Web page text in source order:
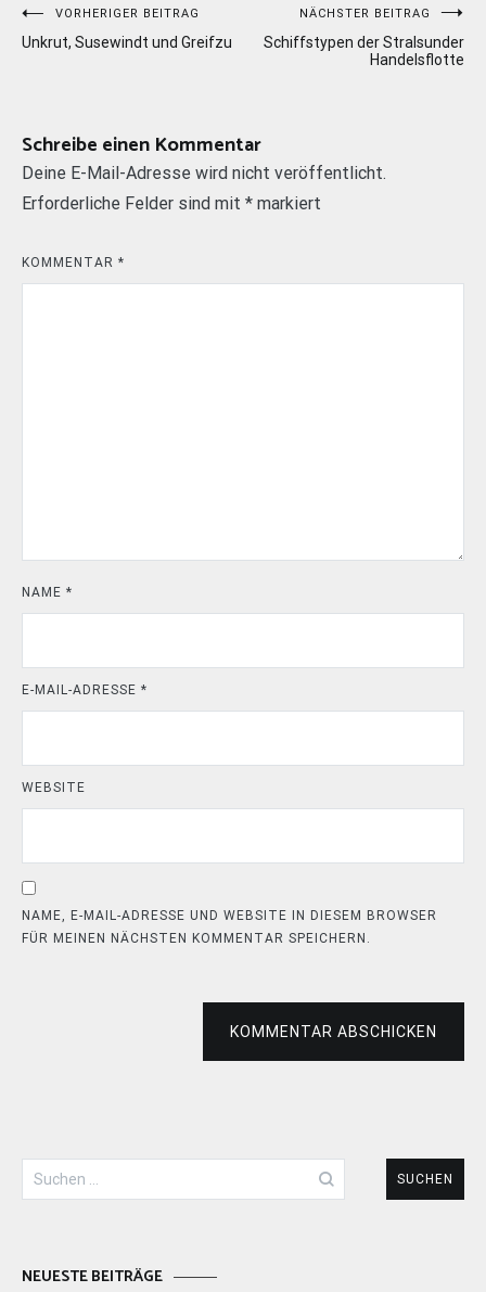
Beitragsnavigation
VORHERIGER BEITRAG
Unkrut, Susewindt und Greifzu
NÄCHSTER BEITRAG
Schiffstypen der Stralsunder
Handelsflotte
Schreibe einen Kommentar
Deine E-Mail-Adresse wird nicht veröffentlicht.
Erforderliche Felder sind mit * markiert
KOMMENTAR *
NAME *
E-MAIL-ADRESSE *
WEBSITE
NAME, E-MAIL-ADRESSE UND WEBSITE IN DIESEM BROWSER
FÜR MEINEN NÄCHSTEN KOMMENTAR SPEICHERN.
KOMMENTAR ABSCHICKEN
Suchen
nach:
NEUESTE BEITRÄGE